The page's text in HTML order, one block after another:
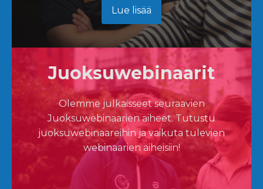
Lue lisää
Juoksuwebinaarit
Olemme julkaisseet seuraavien
Juoksuwebinaarien aiheet. Tutustu
juoksuwebinaareihin ja vaikuta tulevien
webinaarien aiheisiin!